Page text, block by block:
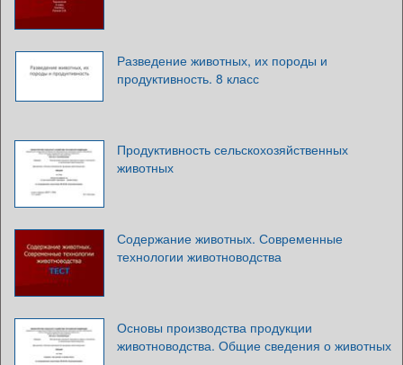
Разведение животных, их породы и
продуктивность. 8 класс
Продуктивность сельскохозяйственных
животных
Содержание животных. Современные
технологии животноводства
Основы производства продукции
животноводства. Общие сведения о животных